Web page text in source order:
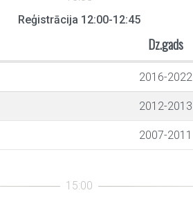
Reģistrācija 12:00-12:45
Dz.gads
2016-2022
2012-2013
2007-2011